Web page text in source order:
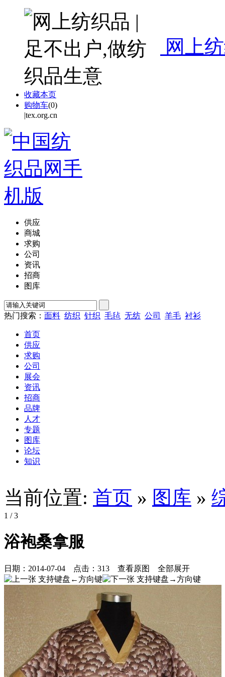
网上
收藏本页
购物车(0)
|tex.org.cn
供应
商城
求购
公司
资讯
招商
图库
热门搜索： 面料 纺织 针织 毛毡 无纺 公司 羊毛 衬衫
首页
供应
求购
公司
展会
资讯
招商
品牌
人才
专题
图库
论坛
知识
当前位置: 首页 » 图库 »
1 / 3
浴袍桑拿服
日期： 2014-07-04 点击： 313 查看原图 全部展开